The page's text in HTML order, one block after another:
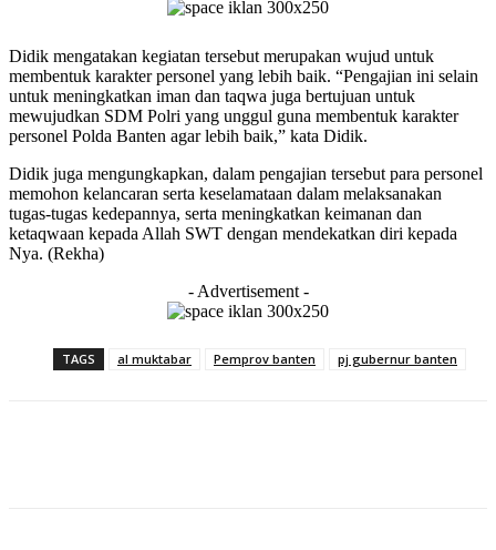
Didik mengatakan kegiatan tersebut merupakan wujud untuk
membentuk karakter personel yang lebih baik. “Pengajian ini selain
untuk meningkatkan iman dan taqwa juga bertujuan untuk
mewujudkan SDM Polri yang unggul guna membentuk karakter
personel Polda Banten agar lebih baik,” kata Didik.
Didik juga mengungkapkan, dalam pengajian tersebut para personel
memohon kelancaran serta keselamataan dalam melaksanakan
tugas-tugas kedepannya, serta meningkatkan keimanan dan
ketaqwaan kepada Allah SWT dengan mendekatkan diri kepada
Nya. (Rekha)
- Advertisement -
TAGS al muktabar Pemprov banten pj gubernur banten